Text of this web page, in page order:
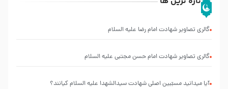
گالری تصاویر شهادت امام رضا علیه السلام
گالری تصاویر شهادت امام حسن مجتبی علیه السلام
آیا میدانید مسبّبین اصلی شهادت سیدالشهدا علیه ‌السلام کیانند؟